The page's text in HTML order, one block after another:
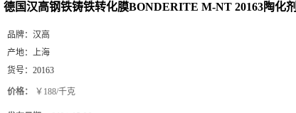
德国汉高钢铁铸铁转化膜BONDERITE M-NT 20163陶化剂
品牌： 汉高
产地： 上海
货号： 20163
价格： ￥188/千克